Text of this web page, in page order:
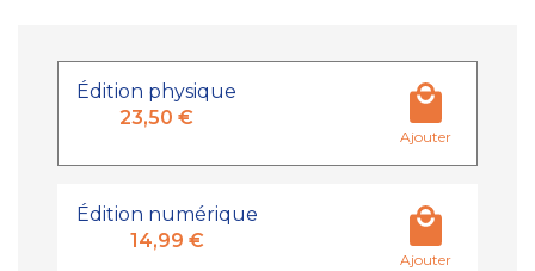
Édition physique
23,50 €
Ajouter
Édition numérique
14,99 €
Ajouter